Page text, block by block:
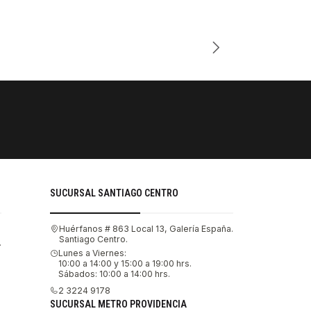
SUCURSAL SANTIAGO CENTRO
Huérfanos # 863 Local 13, Galería España.
Santiago Centro.
Lunes a Viernes:
10:00 a 14:00 y 15:00 a 19:00 hrs.
Sábados: 10:00 a 14:00 hrs.
2 3224 9178
SUCURSAL METRO PROVIDENCIA